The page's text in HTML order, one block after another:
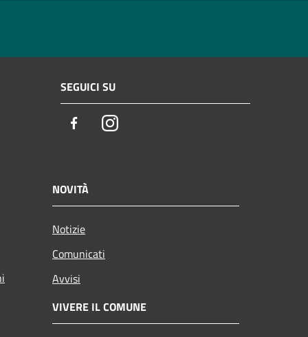
SEGUICI SU
FacebookInstagram
NOVITÀ
Notizie
Comunicati
Avvisi
VIVERE IL COMUNE